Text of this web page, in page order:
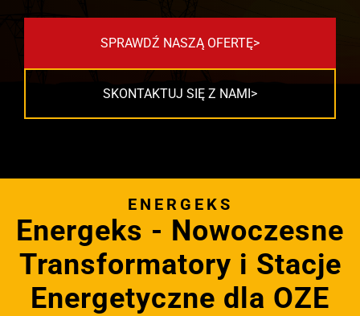
SPRAWDŹ NASZĄ OFERTĘ
SKONTAKTUJ SIĘ Z NAMI
ENERGEKS
Energeks - Nowoczesne
Transformatory i Stacje
Energetyczne dla OZE